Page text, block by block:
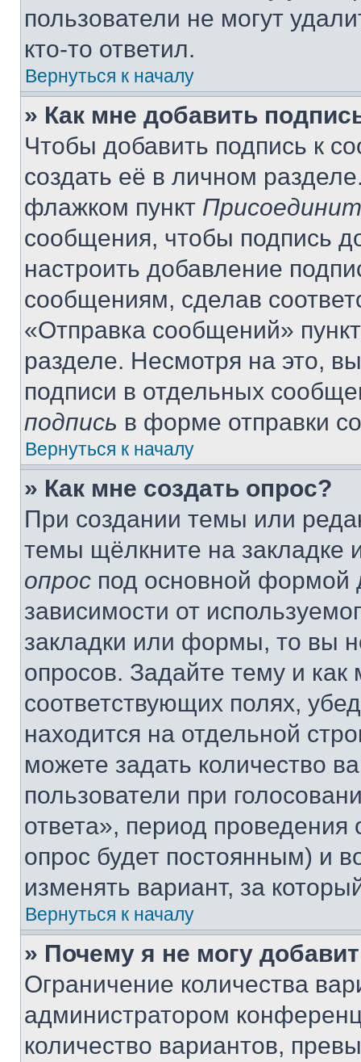
пользователи не могут
кто-то ответил.
Вернуться к началу
» Как мне добавить
Чтобы добавить подпись к
создать её в личном
флажком пункт
сообщения, чтобы подпись
настроить добавление
сообщениям, сделав
«Отправка сообщений»
разделе. Несмотря на это,
подписи в отдельных
подпись в форме отправки
Вернуться к началу
» Как мне создать опрос?
При создании темы или
темы щёлкните на
опрос под основной формой
зависимости от
закладки или формы, то вы
опросов. Задайте тему и
соответствующих полях,
находится на отдельной
можете задать количество
пользователи при
ответа», период проведения
опрос будет постоянным) и
изменять вариант, за
Вернуться к началу
» Почему я не могу
Ограничение количества
администратором
количество вариантов,